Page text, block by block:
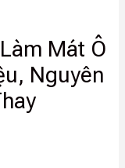
Mát Ô
Nguyên